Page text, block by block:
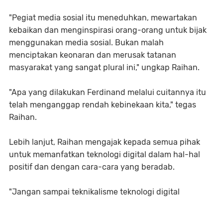
"Pegiat media sosial itu meneduhkan, mewartakan
kebaikan dan menginspirasi orang-orang untuk bijak
menggunakan media sosial. Bukan malah
menciptakan keonaran dan merusak tatanan
masyarakat yang sangat plural ini," ungkap Raihan.
"Apa yang dilakukan Ferdinand melalui cuitannya itu
telah menganggap rendah kebinekaan kita," tegas
Raihan.
Lebih lanjut, Raihan mengajak kepada semua pihak
untuk memanfatkan teknologi digital dalam hal-hal
positif dan dengan cara-cara yang beradab.
"Jangan sampai teknikalisme teknologi digital